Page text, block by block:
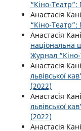
“Кіно-
Анастасія
“Кіно-
Анастасія
національна
Журнал
Анастасія
львівської
(2022)
Анастасія
львівської
(2022)
Анастасія